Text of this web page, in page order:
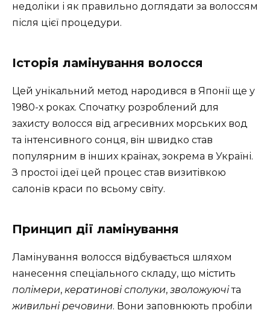
недоліки і як правильно доглядати за волоссям
після цієї процедури.
Історія ламінування волосся
Цей унікальний метод народився в Японії ще у
1980-х роках. Спочатку розроблений для
захисту волосся від агресивних морських вод
та інтенсивного сонця, він швидко став
популярним в інших країнах, зокрема в Україні.
З простої ідеї цей процес став визитівкою
салонів краси по всьому світу.
Принцип дії ламінування
Ламінування волосся відбувається шляхом
нанесення спеціального складу, що містить
полімери, кератинові сполуки, зволожуючіта
живильні речовини. Вони заповнюють пробіли